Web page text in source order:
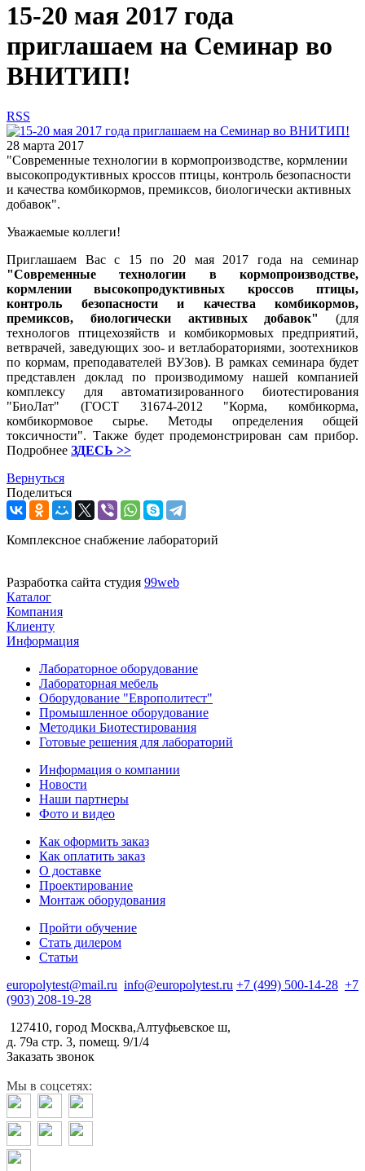
15-20 мая 2017 года
приглашаем на Семинар во
ВНИТИП!
RSS
28 марта 2017
"Современные технологии в кормопроизводстве, кормлении
высокопродуктивных кроссов птицы, контроль безопасности
и качества комбикормов, премиксов, биологически активных
добавок".
Уважаемые коллеги!
Приглашаем Вас с 15 по 20 мая 2017 года на семинар
"Современные технологии в кормопроизводстве,
кормлении высокопродуктивных кроссов птицы,
контроль безопасности и качества комбикормов,
премиксов, биологически активных добавок"
(для
технологов птицехозяйств и комбикормовых предприятий,
ветврачей, заведующих зоо- и ветлабораториями, зоотехников
по кормам, преподавателей ВУЗов). В рамках семинара будет
представлен доклад по производимому нашей компанией
комплексу для автоматизированного биотестирования
"БиоЛат" (ГОСТ 31674-2012 "Корма, комбикорма,
комбикормовое сырье. Методы определения общей
токсичности". Также будет продемонстрирован сам прибор.
Подробнее ЗДЕСЬ >>
Вернуться
Поделиться
Комплексное снабжение лабораторий
Разработка сайта студия 99web
Каталог
Компания
Клиенту
Информация
Лабораторное оборудование
Лабораторная мебель
Оборудование "Европолитест"
Промышленное оборудование
Методики Биотестирования
Готовые решения для лабораторий
Информация о компании
Новости
Наши партнеры
Фото и видео
Как оформить заказ
Как оплатить заказ
О доставке
Проектирование
Монтаж оборудования
Пройти обучение
Стать дилером
Статьи
europolytest@mail.ru info@europolytest.ru +7 (499) 500-14-28 +7
(903) 208-19-28
127410, город Москва,Алтуфьевское ш,
д. 79а стр. 3, помещ. 9/1/4
Заказать звонок
Мы в соцсетях: